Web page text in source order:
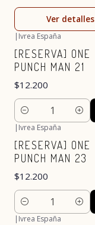
Ver detalles
| Ivrea España
[RESERVA] ONE
PUNCH MAN 21
$12.200
Cantidad
| Ivrea España
[RESERVA] ONE
PUNCH MAN 23
$12.200
Cantidad
| Ivrea España